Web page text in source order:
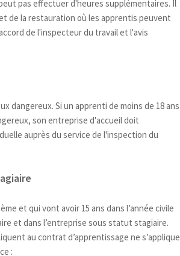
pas effectuer d'heures supplémentaires. Il
de la restauration où les apprentis peuvent
de l'inspecteur du travail et l'avis
dangereux. Si un apprenti de moins de 18 ans
son entreprise d'accueil doit
auprès du service de l'inspection du
et qui vont avoir 15 ans dans l’année civile
et dans l’entreprise sous statut stagiaire.
au contrat d’apprentissage ne s’applique
: